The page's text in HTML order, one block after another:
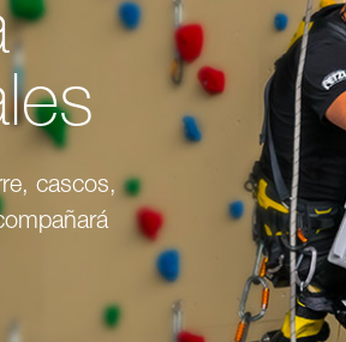
cascos,